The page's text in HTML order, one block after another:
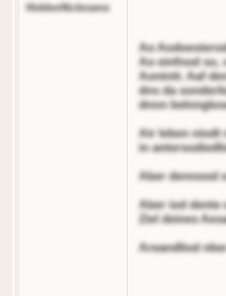
HiddenNickname
Ao
Ao einfnod so,
Aontntt. Aaf
dns da
dnnn
Air leben niodt
in
Aber dennood
Aber iod dente
Ziel deines
Areandliod